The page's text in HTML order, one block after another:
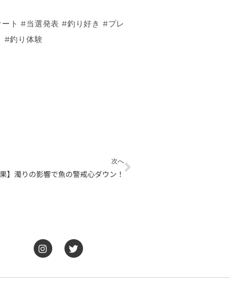
ト #当選発表 #釣り好き #プレ
#釣り体験
次へ
果】濁りの影響で魚の警戒心ダウン！
Next
I
n
a
T
w
t